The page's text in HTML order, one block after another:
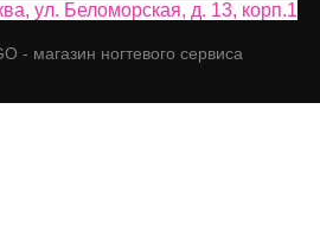
ул. Бело морская, д. 13, корп.1
- магазин ногтевого сервиса